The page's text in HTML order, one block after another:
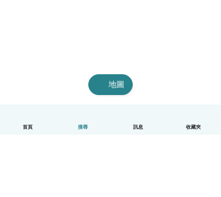
首頁 搜尋 訊息 收藏夾
地圖